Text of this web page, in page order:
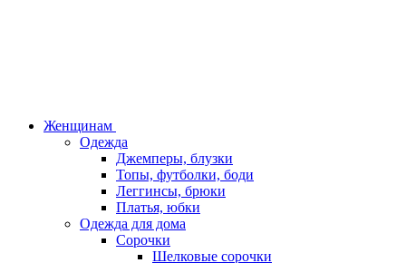
Женщинам
Одежда
Джемперы, блузки
Топы, футболки, боди
Леггинсы, брюки
Платья, юбки
Одежда для дома
Сорочки
Шелковые сорочки